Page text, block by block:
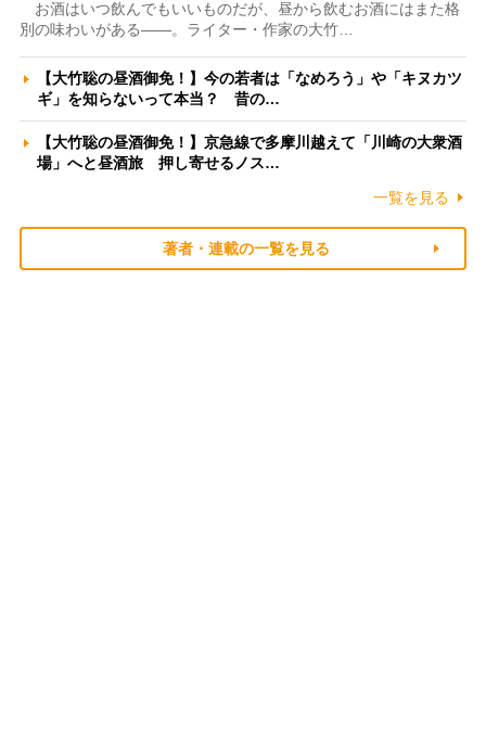
お酒はいつ飲んでもいいものだが、昼から飲むお酒にはまた格
別の味わいがある――。ライター・作家の大竹…
【大竹聡の昼酒御免！】今の若者は「なめろう」や「キヌカツ
ギ」を知らないって本当？ 昔の…
【大竹聡の昼酒御免！】京急線で多摩川越えて「川崎の大衆酒
場」へと昼酒旅 押し寄せるノス…
一覧を見る
著者・連載の一覧を見る